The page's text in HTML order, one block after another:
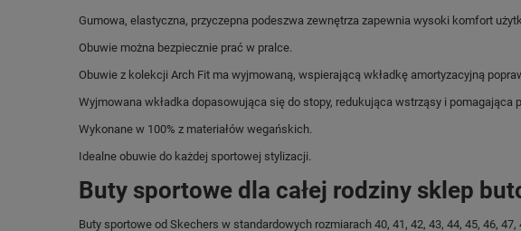
Gumowa, elastyczna, przyczepna podeszwa zewnętrza zapewnia wysoki komfort
Obuwie można bezpiecznie prać w pralce.
Obuwie z kolekcji Arch Fit ma wyjmowaną, wspierającą wkładkę amortyzacyjną
Wyjmowana wkładka dopasowująca się do stopy, redukująca wstrząsy i pomagająca
Wykonane w 100% z materiałów wegańskich.
Idealne obuwie do każdej sportowej stylizacji.
Buty sportowe dla całej rodziny sklep
Buty sportowe od Skechers w standardowych rozmiarach 40, 41, 42, 43, 44, 45, 46, 47,